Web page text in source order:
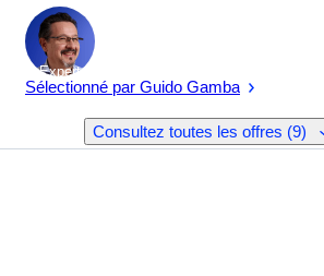
Expert
Sélectionné par Guido Gamba
Consultez toutes les offres (9)